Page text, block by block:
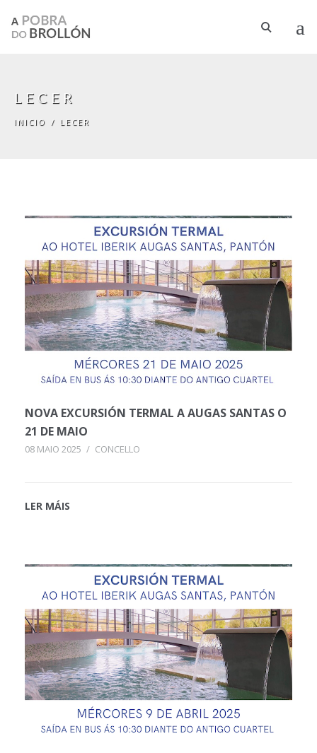
LECER
INICIO / LECER
NOVA EXCURSIÓN TERMAL A AUGAS SANTAS O
21 DE MAIO
08 MAIO 2025 / CONCELLO
LER MÁIS